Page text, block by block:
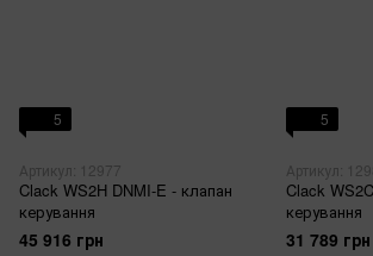
5
Артикул: 12977
Clack WS2H DNMI-E - клапан
керування
45 916 грн
5
Артикул:
Clack
керування
31 789 грн